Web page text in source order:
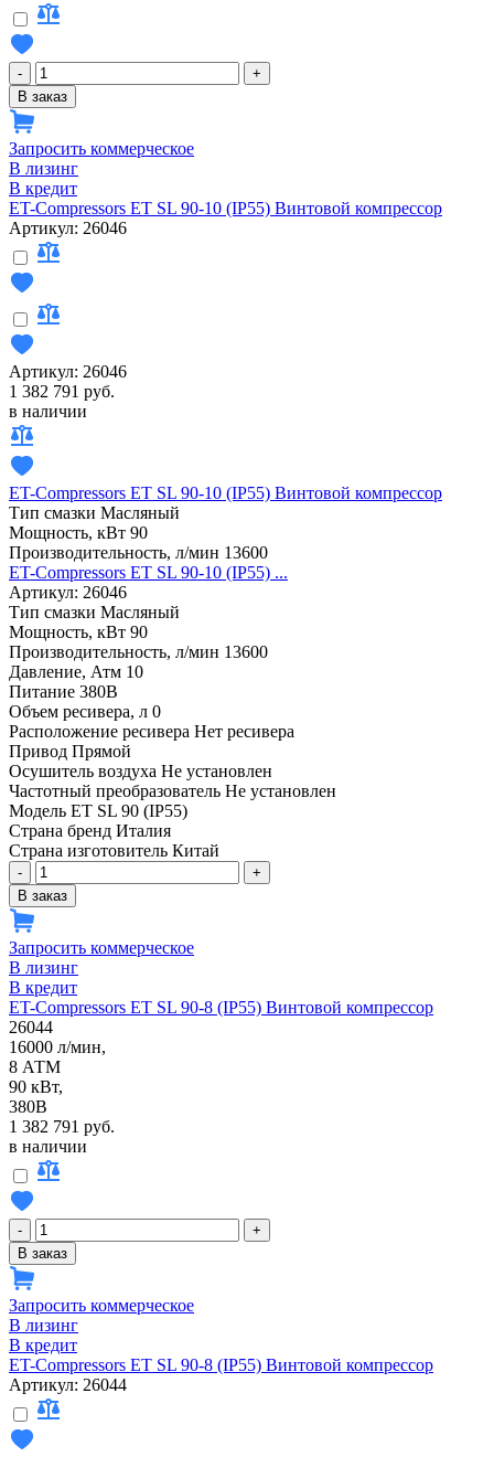
-
+
В заказ
Запросить коммерческое
В лизинг
В кредит
ET-Compressors ET SL 90-10 (IP55) Винтовой компрессор
Артикул: 26046
Артикул: 26046
1 382 791 руб.
в наличии
ET-Compressors ET SL 90-10 (IP55) Винтовой компрессор
Тип смазки Масляный
Мощность, кВт 90
Производительность, л/мин 13600
ET-Compressors ET SL 90-10 (IP55) ...
Артикул: 26046
Тип смазки Масляный
Мощность, кВт 90
Производительность, л/мин 13600
Давление, Атм 10
Питание 380В
Объем ресивера, л 0
Расположение ресивера Нет ресивера
Привод Прямой
Осушитель воздуха Не установлен
Частотный преобразователь Не установлен
Модель ET SL 90 (IP55)
Страна бренд Италия
Страна изготовитель Китай
-
+
В заказ
Запросить коммерческое
В лизинг
В кредит
ET-Compressors ET SL 90-8 (IP55) Винтовой компрессор
26044
16000 л/мин,
8 АТМ
90 кВт,
380В
1 382 791 руб.
в наличии
-
+
В заказ
Запросить коммерческое
В лизинг
В кредит
ET-Compressors ET SL 90-8 (IP55) Винтовой компрессор
Артикул: 26044